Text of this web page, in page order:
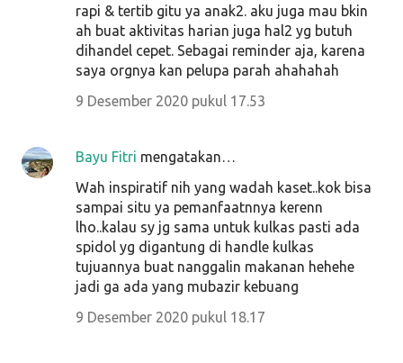
rapi & tertib gitu ya anak2. aku juga mau bkin
ah buat aktivitas harian juga hal2 yg butuh
dihandel cepet. Sebagai reminder aja, karena
saya orgnya kan pelupa parah ahahahah
9 Desember 2020 pukul 17.53
Bayu Fitri mengatakan…
Wah inspiratif nih yang wadah kaset..kok bisa
sampai situ ya pemanfaatnnya kerenn
lho..kalau sy jg sama untuk kulkas pasti ada
spidol yg digantung di handle kulkas
tujuannya buat nanggalin makanan hehehe
jadi ga ada yang mubazir kebuang
9 Desember 2020 pukul 18.17